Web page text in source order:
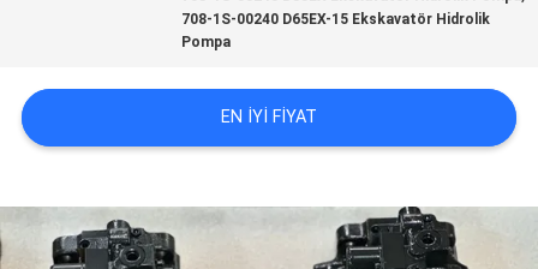
SITE
HARITASI
PRIVACY
708-1S-00240 D65EX-15 Ekskavatör Hidrolik
Pompa
EN IYI FIYAT